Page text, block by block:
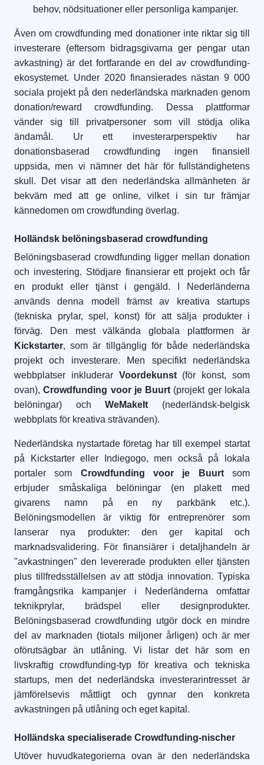
behov, nödsituationer eller personliga kampanjer.
Även om crowdfunding med donationer inte riktar sig till
investerare (eftersom bidragsgivarna ger pengar utan
avkastning) är det fortfarande en del av crowdfunding-
ekosystemet. Under 2020 finansierades nästan 9 000
sociala projekt på den nederländska marknaden genom
donation/reward crowdfunding. Dessa plattformar
vänder sig till privatpersoner som vill stödja olika
ändamål. Ur ett investerarperspektiv har
donationsbaserad crowdfunding ingen finansiell
uppsida, men vi nämner det här för fullständighetens
skull. Det visar att den nederländska allmänheten är
bekväm med att ge online, vilket i sin tur främjar
kännedomen om crowdfunding överlag.
Holländsk belöningsbaserad crowdfunding
Belöningsbaserad crowdfunding ligger mellan donation
och investering. Stödjare finansierar ett projekt och får
en produkt eller tjänst i gengäld. I Nederländerna
används denna modell främst av kreativa startups
(tekniska prylar, spel, konst) för att sälja produkter i
förväg. Den mest välkända globala plattformen är
Kickstarter, som är tillgänglig för både nederländska
projekt och investerare. Men specifikt nederländska
webbplatser inkluderar Voordekunst(för konst, som
ovan),Crowdfunding voor je Buurt (projekt ger lokala
belöningar) ochWeMakeIt (nederländsk-belgisk
webbplats för kreativa strävanden).
Nederländska nystartade företag har till exempel startat
på Kickstarter eller Indiegogo, men också på lokala
portaler som Crowdfunding voor je Buurtsom
erbjuder småskaliga belöningar (en plakett med
givarens namn på en ny parkbänk etc.).
Belöningsmodellen är viktig för entreprenörer som
lanserar nya produkter: den ger kapital och
marknadsvalidering. För finansiärer i detaljhandeln är
"avkastningen" den levererade produkten eller tjänsten
plus tillfredsställelsen av att stödja innovation. Typiska
framgångsrika kampanjer i Nederländerna omfattar
teknikprylar, brädspel eller designprodukter.
Belöningsbaserad crowdfunding utgör dock en mindre
del av marknaden (tiotals miljoner årligen) och är mer
oförutsägbar än utlåning. Vi listar det här som en
livskraftig crowdfunding-typ för kreativa och tekniska
startups, men det nederländska investerarintresset är
jämförelsevis måttligt och gynnar den konkreta
avkastningen på utlåning och eget kapital.
Holländska specialiserade Crowdfunding-nischer
Utöver huvudkategorierna ovan är den nederländska